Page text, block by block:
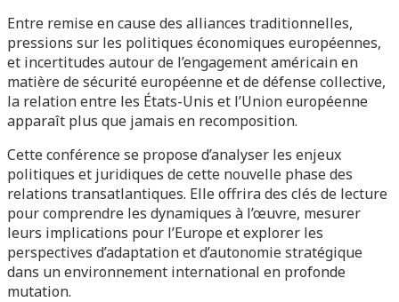
Entre remise en cause des alliances traditionnelles,
pressions sur les politiques économiques européennes,
et incertitudes autour de l’engagement américain en
matière de sécurité européenne et de défense collective,
la relation entre les États-Unis et l’Union européenne
apparaît plus que jamais en recomposition.
Cette conférence se propose d’analyser les enjeux
politiques et juridiques de cette nouvelle phase des
relations transatlantiques. Elle offrira des clés de lecture
pour comprendre les dynamiques à l’œuvre, mesurer
leurs implications pour l’Europe et explorer les
perspectives d’adaptation et d’autonomie stratégique
dans un environnement international en profonde
mutation.